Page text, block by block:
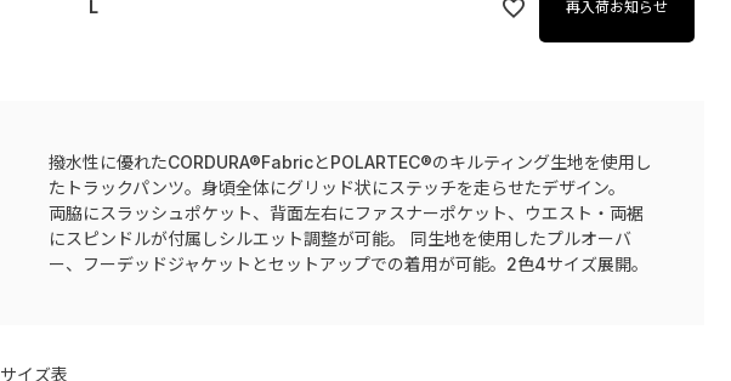
L 再入荷お知らせ
撥水性に優れたCORDURA®FabricとPOLARTEC®のキルティング生地を使用し
たトラックパンツ。身頃全体にグリッド状にステッチを走らせたデザイン。
両脇にスラッシュポケット、背面左右にファスナーポケット、ウエスト・両裾
にスピンドルが付属しシルエット調整が可能。 同生地を使用したプルオーバ
ー、フーデッドジャケットとセットアップでの着用が可能。2色4サイズ展開。
サイズ表